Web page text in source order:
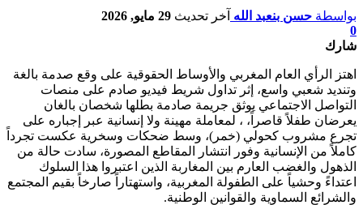
بواسطة حسن بنعبد الله آخر تحديث 29 مايو, 2026
0
شارك
اهتز الرأي العام المغربي والأوساط الحقوقية على وقع صدمة بالغة
وتنديد شعبي واسع، إثر تداول شريط فيديو صادم على منصات
التواصل الاجتماعي يوثق جريمة صادمة بطلها شخصان بالغان
يعرضان طفلاً قاصراً، ، لمعاملة مهينة ولا إنسانية عبر إجباره على
تجرع مشروب كحولي (خمر)، وسط ضحكات وسخرية عكست تجرداً
كاملاً من الإنسانية وفور انتشار المقاطع المصورة، سادت حالة من
الذهول والغضب العارم بين المغاربة الذين اعتبروا هذا السلوك
اعتداءً وحشياً على الطفولة المغربية، واستهتاراً صارخاً بقيم المجتمع
والشرائع السماوية والقوانين الوطنية.